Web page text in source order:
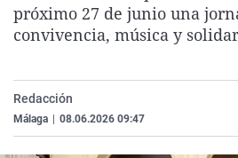
próximo 27 de junio una
convivencia, música y
Redacción
Málaga 08.06.2026 09:47